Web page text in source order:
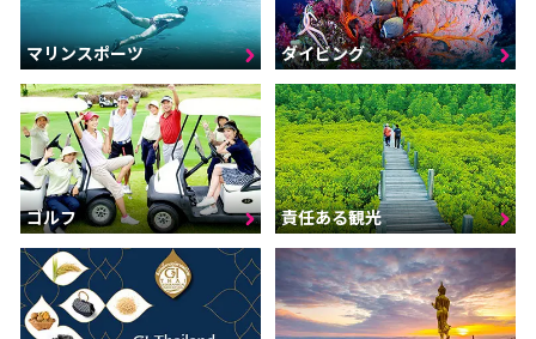
マリンスポーツ ダイビング
ゴルフ 責任ある観光